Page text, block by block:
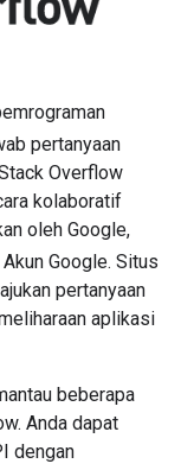
pertanyaan
Overflow
kolaboratif
oleh Google,
Google. Situs
pertanyaan
aplikasi
beberapa
Anda dapat
dengan